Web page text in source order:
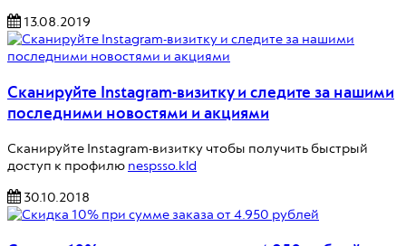
13.08.2019
Сканируйте Instagram-визитку и следите за нашими
последними новостями и акциями
Сканируйте Instagram-визитку чтобы получить быстрый
доступ к профилю nespsso.kld
30.10.2018